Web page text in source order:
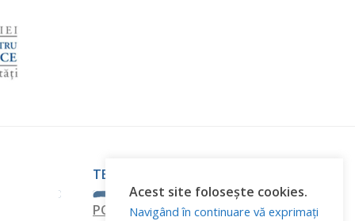
TERMINI E CONDIZIONI
POLITICA DI RISERVATEZZA
Acest site folosește cookies.
Navigând în continuare vă exprimați